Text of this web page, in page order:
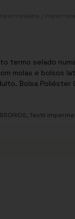
termo selado
molas e bolsos
Bolsa Poliéster
,Textil